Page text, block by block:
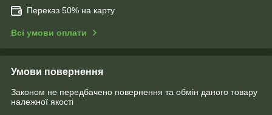
Переказ 50% на карту
Всі умови оплати
Умови повернення
Законом не передбачено повернення та обмін даного товару
належної якості